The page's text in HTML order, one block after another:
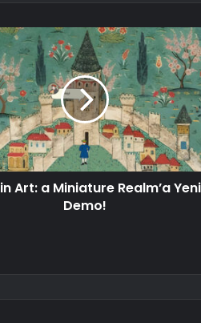
Art: a Miniature Realm’a Yeni
Demo!